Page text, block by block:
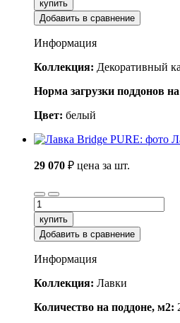
купить
Добавить в сравнение
Информация
Коллекция: Декоративный
Норма загрузки поддонов
Цвет: белый
29 070 ₽ цена за шт.
купить
Добавить в сравнение
Информация
Коллекция: Лавки
Количество на поддоне, м2: